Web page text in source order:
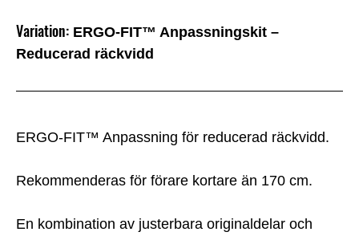
ERGO-FIT™ Anpassning för reducerad räckvidd.
Rekommenderas för förare kortare än 170 cm.
En kombination av justerbara originaldelar och
Variation: ERGO-FIT™ Anpassningskit –
Reducerad räckvidd